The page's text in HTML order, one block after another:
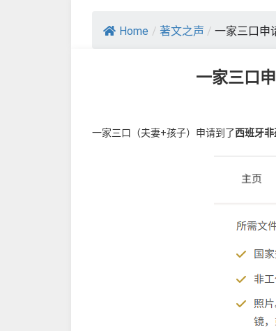
Home / 著文之声 / 一家三口申
一家三口
一家三口（夫妻+孩子）申请到了西班牙